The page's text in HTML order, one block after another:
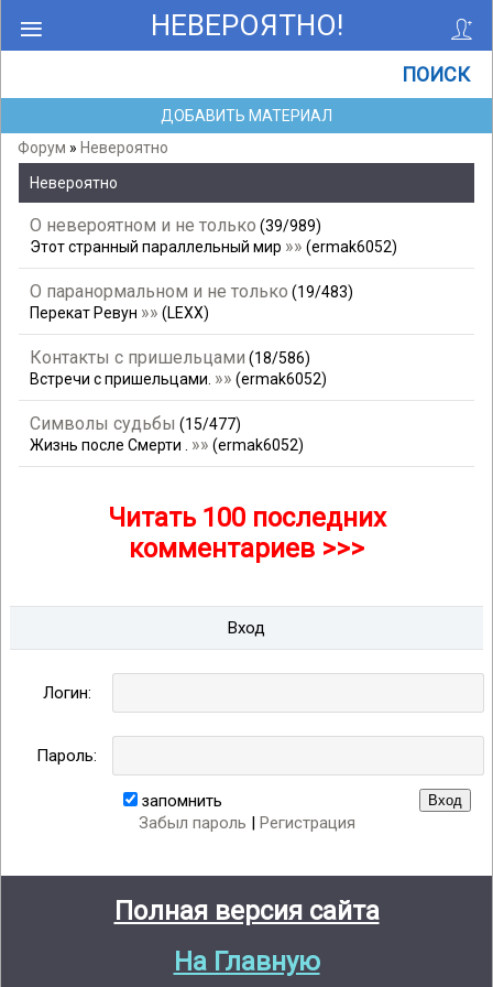
НЕВЕРОЯТНО!
ПОИСК
ДОБАВИТЬ МАТЕРИАЛ
Форум » Невероятно
Невероятно
О невероятном и не только (39/989)
Этот странный параллельный мир »» (ermak6052)
О паранормальном и не только (19/483)
Перекат Ревун »» (LEXX)
Контакты с пришельцами (18/586)
Встречи с пришельцами. »» (ermak6052)
Символы судьбы (15/477)
Жизнь после Смерти .
»» (ermak6052)
Читать 100 последних
комментариев >>>
Вход
Логин:
Пароль:
запомнить
Забыл пароль | Регистрация
Полная версия сайта
На Главную